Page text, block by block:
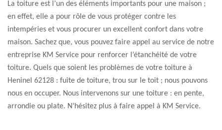
La toiture est l’un des éléments importants pour une maison ;
en effet, elle a pour rôle de vous protéger contre les
intempéries et vous procurer un excellent confort dans votre
maison. Sachez que, vous pouvez faire appel au service de notre
entreprise KM Service pour renforcer l’étanchéité de votre
toiture. Quels que soient les problèmes de votre toiture à
Heninel 62128 : fuite de toiture, trou sur le toit ; nous pouvons
nous en occuper. Nous intervenons sur une toiture : en pente,
arrondie ou plate. N’hésitez plus à faire appel à KM Service.